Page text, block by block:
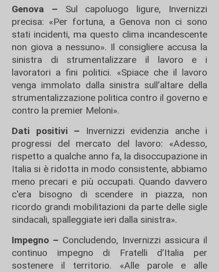
Genova – Sul capoluogo ligure, Invernizzi
precisa: «Per fortuna, a Genova non ci sono
stati incidenti, ma questo clima incandescente
non giova a nessuno». Il consigliere accusa la
sinistra di strumentalizzare il lavoro e i
lavoratori a fini politici. «Spiace che il lavoro
venga immolato dalla sinistra sull’altare della
strumentalizzazione politica contro il governo e
contro la premier Meloni».
Dati positivi – Invernizzi evidenzia anche i
progressi del mercato del lavoro: «Adesso,
rispetto a qualche anno fa, la disoccupazione in
Italia si è ridotta in modo consistente, abbiamo
meno precari e più occupati. Quando davvero
c'era bisogno di scendere in piazza, non
ricordo grandi mobilitazioni da parte delle sigle
sindacali, spalleggiate ieri dalla sinistra».
Impegno – Concludendo, Invernizzi assicura il
continuo impegno di Fratelli d’Italia per
sostenere il territorio. «Alle parole e alle